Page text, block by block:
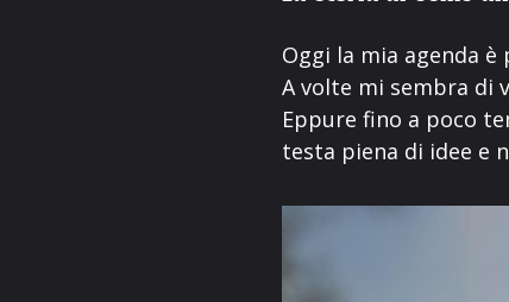
Oggi la mia agenda è
A volte mi sembra di
Eppure fino a poco
testa piena di idee e